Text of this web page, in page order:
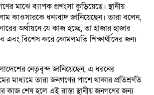
মাঝে ব্যাপক প্রশংসা কুড়িয়েছে। স্থানীয়
কাওসারকে ধন্যবাদ জানিয়েছেন। তারা বলেন,
অর্থায়নে যে কাজ হচ্ছে, তা হাজার হাজার
বিশেষ করে কোমলমতি শিক্ষার্থীদের জন্য
নেতৃবৃন্দ জানিয়েছেন, এ ধরনের
মাধ্যমে তারা জনগণের পাশে থাকার প্রতিশ্রুতি
কাজ শেষ হলে এই রাস্তা স্থানীয় জনগণের জন্য